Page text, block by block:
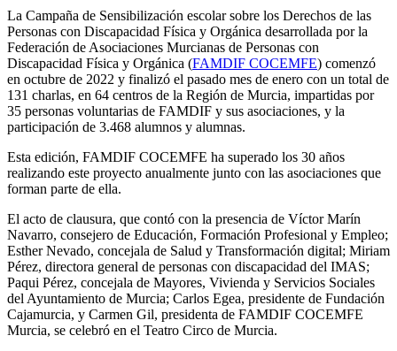
La Campaña de Sensibilización escolar sobre los Derechos de las
Personas con Discapacidad Física y Orgánica desarrollada por la
Federación de Asociaciones Murcianas de Personas con
Discapacidad Física y Orgánica (FAMDIF COCEMFE) comenzó
en octubre de 2022 y finalizó el pasado mes de enero con un total de
131 charlas, en 64 centros de la Región de Murcia, impartidas por
35 personas voluntarias de FAMDIF y sus asociaciones, y la
participación de 3.468 alumnos y alumnas.
Esta edición, FAMDIF COCEMFE ha superado los 30 años
realizando este proyecto anualmente junto con las asociaciones que
forman parte de ella.
El acto de clausura, que contó con la presencia de Víctor Marín
Navarro, consejero de Educación, Formación Profesional y Empleo;
Esther Nevado, concejala de Salud y Transformación digital; Miriam
Pérez, directora general de personas con discapacidad del IMAS;
Paqui Pérez, concejala de Mayores, Vivienda y Servicios Sociales
del Ayuntamiento de Murcia; Carlos Egea, presidente de Fundación
Cajamurcia, y Carmen Gil, presidenta de FAMDIF COCEMFE
Murcia, se celebró en el Teatro Circo de Murcia.